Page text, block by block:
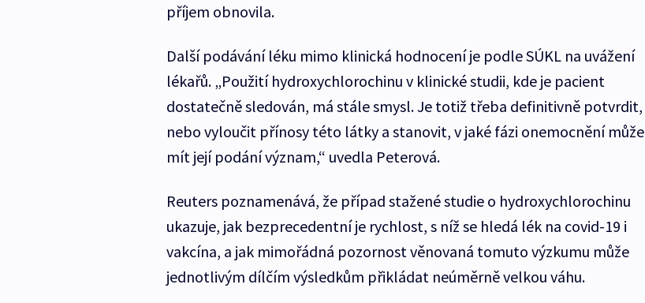
příjem obnovila.
Další podávání léku mimo klinická hodnocení je podle SÚKL na uvážení
lékařů. „Použití hydroxychlorochinu v klinické studii, kde je pacient
dostatečně sledován, má stále smysl. Je totiž třeba definitivně potvrdit,
nebo vyloučit přínosy této látky a stanovit, v jaké fázi onemocnění může
mít její podání význam,“ uvedla Peterová.
Reuters poznamenává, že případ stažené studie o hydroxychlorochinu
ukazuje, jak bezprecedentní je rychlost, s níž se hledá lék na covid-19 i
vakcína, a jak mimořádná pozornost věnovaná tomuto výzkumu může
jednotlivým dílčím výsledkům přikládat neúměrně velkou váhu.